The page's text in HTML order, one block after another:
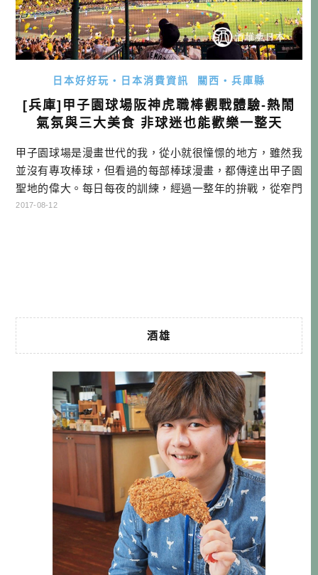
日本好好玩・日本消費資訊 關西・兵庫縣
[兵庫]甲子園球場阪神虎職棒觀戰體驗-熱鬧
氣氛與三大美食 非球迷也能歡樂一整天
甲子園球場是漫畫世代的我，從小就很憧憬的地方，雖然我
並沒有專攻棒球，但看過的每部棒球漫畫，都傳達出甲子園
聖地的偉大。每日每夜的訓練，經過一整年的拚戰，從窄門
中脫穎而出，才有機會站在這個球場打球，那榮譽與對自己
2017-08-12
酒雄